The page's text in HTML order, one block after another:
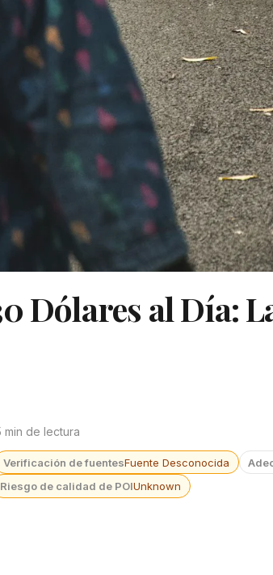
Dólares al Día:
min de lectura
Verificación de fuentesFuente Desconocida
Riesgo de calidad de POIUnknown